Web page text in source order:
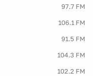
97.7 FM
106.1 FM
91.5 FM
104.3 FM
102.2 FM